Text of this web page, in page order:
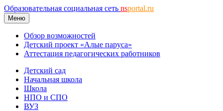
Образовательная социальная сеть nsportal.ru
Меню
Обзор возможностей
Детский проект «Алые паруса»
Аттестация педагогических работников
Детский сад
Начальная школа
Школа
НПО и СПО
ВУЗ